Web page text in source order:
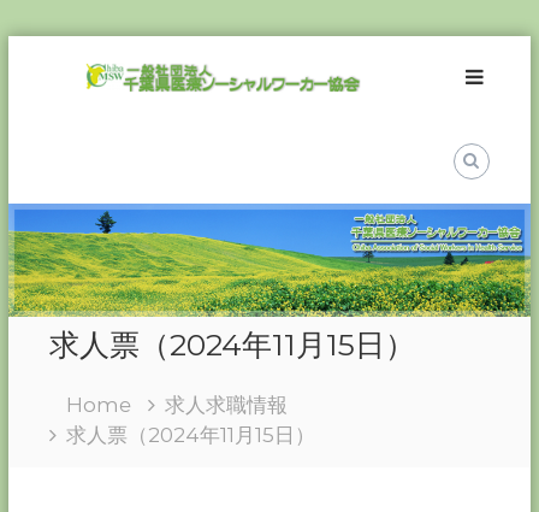
一
般
人
千
葉
県
医
療
ー
シ
求人票（2024年11月15日）
Home
求人求職情報
求人票（2024年11月15日）